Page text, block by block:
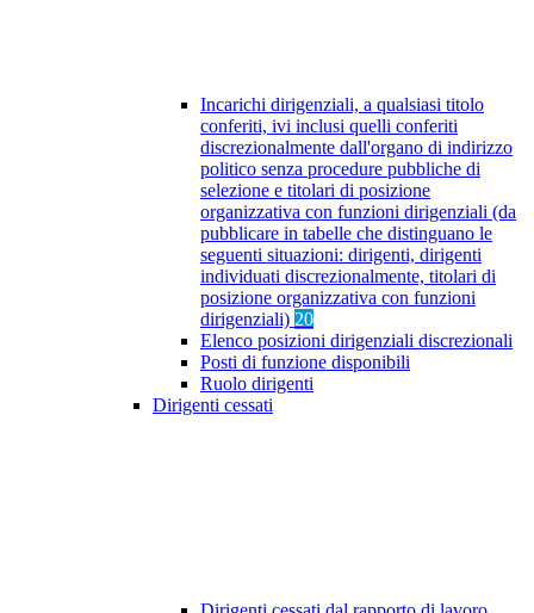
Incarichi dirigenziali, a qualsiasi titolo
conferiti, ivi inclusi quelli conferiti
discrezionalmente dall'organo di indirizzo
politico senza procedure pubbliche di
selezione e titolari di posizione
organizzativa con funzioni dirigenziali (da
pubblicare in tabelle che distinguano le
seguenti situazioni: dirigenti, dirigenti
individuati discrezionalmente, titolari di
posizione organizzativa con funzioni
dirigenziali) 20
Elenco posizioni dirigenziali discrezionali
Posti di funzione disponibili
Ruolo dirigenti
Dirigenti cessati